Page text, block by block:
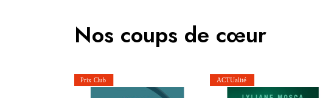
Nos coups de cœur